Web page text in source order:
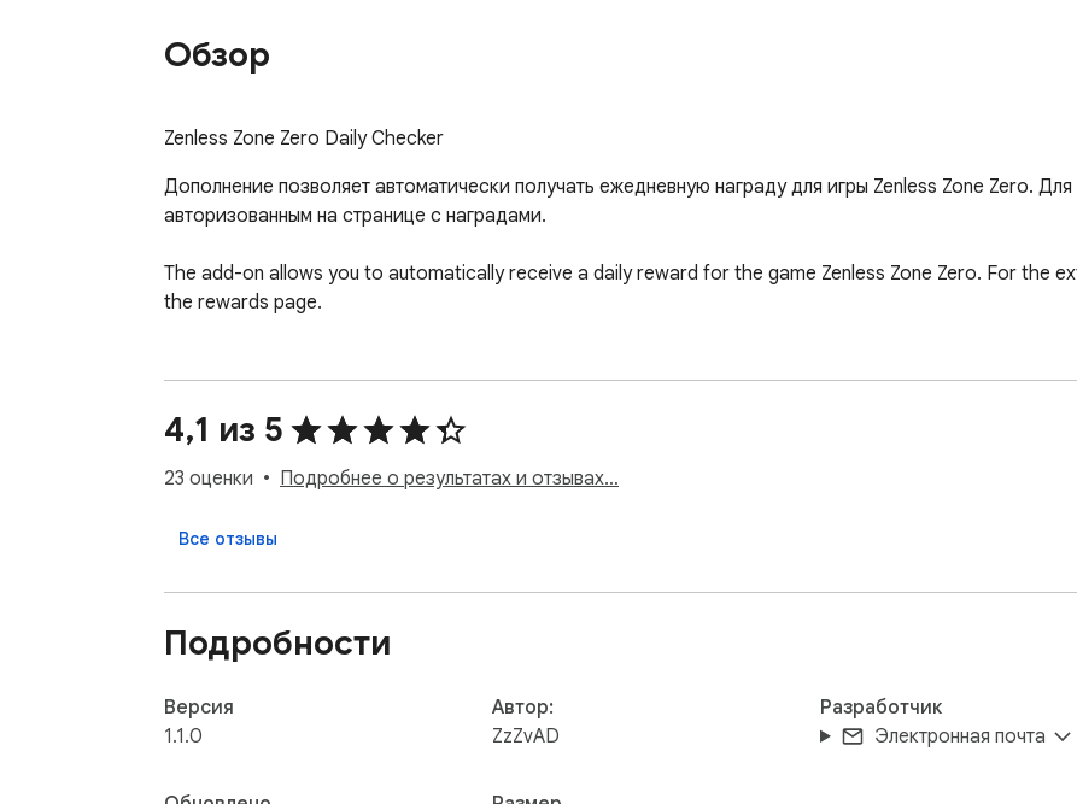
Обзор
Zenless Zone Zero Daily Checker
Дополнение позволяет автоматически получать ежедневную награду для игры Zenless Zone Zero.
авторизованным на странице с наградами.
The add-on allows you to automatically receive a daily reward for the game Zenless Zone Zero. For the
the rewards page.
4,1 из 5
23 оценки Подробнее о результатах и отзывах…
Все отзывы
Подробности
Версия
1.1.0
Автор:
ZzZvAD
Разработчик
Электронная почта